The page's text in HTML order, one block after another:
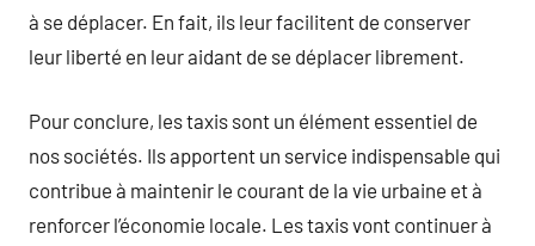
à se déplacer. En fait, ils leur facilitent de conserver
leur liberté en leur aidant de se déplacer librement.
Pour conclure, les taxis sont un élément essentiel de
nos sociétés. Ils apportent un service indispensable qui
contribue à maintenir le courant de la vie urbaine et à
renforcer l’économie locale. Les taxis vont continuer à